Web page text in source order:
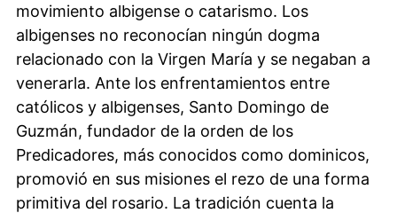
movimiento albigense o catarismo. Los
albigenses no reconocían ningún dogma
relacionado con la Virgen María y se negaban a
venerarla.​ Ante los enfrentamientos entre
católicos y albigenses, Santo Domingo de
Guzmán, fundador de la orden de los
Predicadores, más conocidos como dominicos,
promovió en sus misiones el rezo de una forma
primitiva del rosario. La tradición cuenta la